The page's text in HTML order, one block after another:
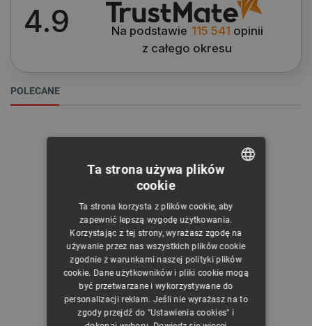
Cena
4.9 Na podstawie 115 541 opinii
z całego okresu
POLECANE
CZECH
ENGLISH
GERMAN
Ta strona używa plików
cookie
Ta strona korzysta z plików cookie, aby
zapewnić lepszą wygodę użytkowania.
Korzystając z tej strony, wyrażasz zgodę na
używanie przez nas wszystkich plików cookie
zgodnie z warunkami naszej polityki plików
cookie. Dane użytkowników i pliki cookie mogą
być przetwarzane i wykorzystywane do
personalizacji reklam. Jeśli nie wyrażasz na to
zgody przejdź do "Ustawienia cookies" i